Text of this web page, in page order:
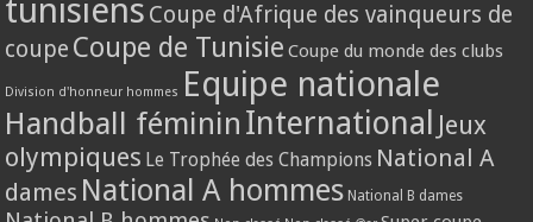
tunisiens Coupe d'Afrique des vainqueurs de
coupe Coupe de Tunisie Coupe du monde des clubs
Division d'honneur hommes Equipe nationale
Handball féminin International Jeux
olympiques Le Trophée des Champions National A
dames National A hommes National B dames